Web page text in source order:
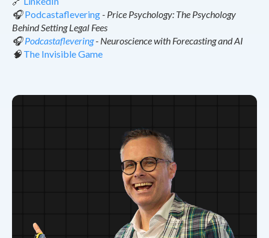
🎧 Podcastaflevering- Price Psychology: The Psychology
Behind Setting Legal Fees
🎧Podcastaflevering- Neuroscience with Forecasting and AI
🧠The Invisible Game